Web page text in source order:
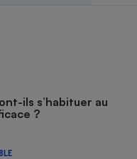
ils s’habituer au
?